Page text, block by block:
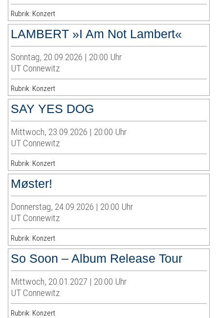
Rubrik: Konzert
LAMBERT »I Am Not Lambert«
Sonntag, 20.09.2026 | 20:00 Uhr
UT Connewitz
Rubrik: Konzert
SAY YES DOG
Mittwoch, 23.09.2026 | 20:00 Uhr
UT Connewitz
Rubrik: Konzert
Møster!
Donnerstag, 24.09.2026 | 20:00 Uhr
UT Connewitz
Rubrik: Konzert
So Soon – Album Release Tour
Mittwoch, 20.01.2027 | 20:00 Uhr
UT Connewitz
Rubrik: Konzert